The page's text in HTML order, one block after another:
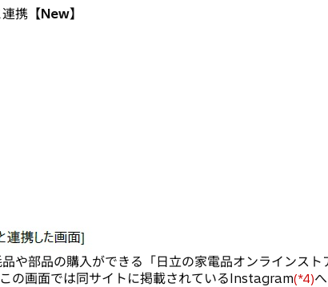
連携 【New】
や部品の購入ができる「日立の家電品オンラインス
の画面では同サイトに掲載されているInstagram(*4)